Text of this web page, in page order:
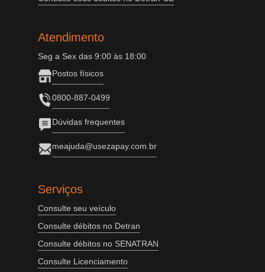
Atendimento
Seg a Sex das 9:00 às 18:00
Postos físicos
0800-887-0499
Dúvidas frequentes
meajuda@usezapay.com.br
Serviços
Consulte seu veículo
Consulte débitos no Detran
Consulte débitos no SENATRAN
Consulte Licenciamento